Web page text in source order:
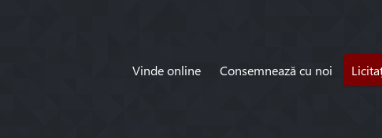
Vinde online Consemnează cu noi